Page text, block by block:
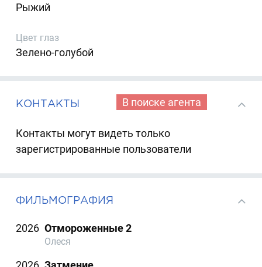
Рыжий
Цвет глаз
Зелено-голубой
КОНТАКТЫ В поиске агента
Контакты могут видеть только
зарегистрированные пользователи
ФИЛЬМОГРАФИЯ
2026 Отмороженные 2
Олеся